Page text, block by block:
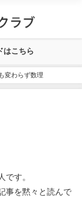
はこちら
変わらず数理
です。
事を黙々と読んで